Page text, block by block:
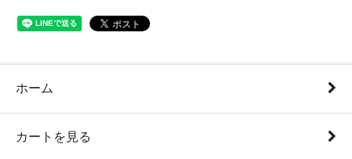
ホーム
カートを見る